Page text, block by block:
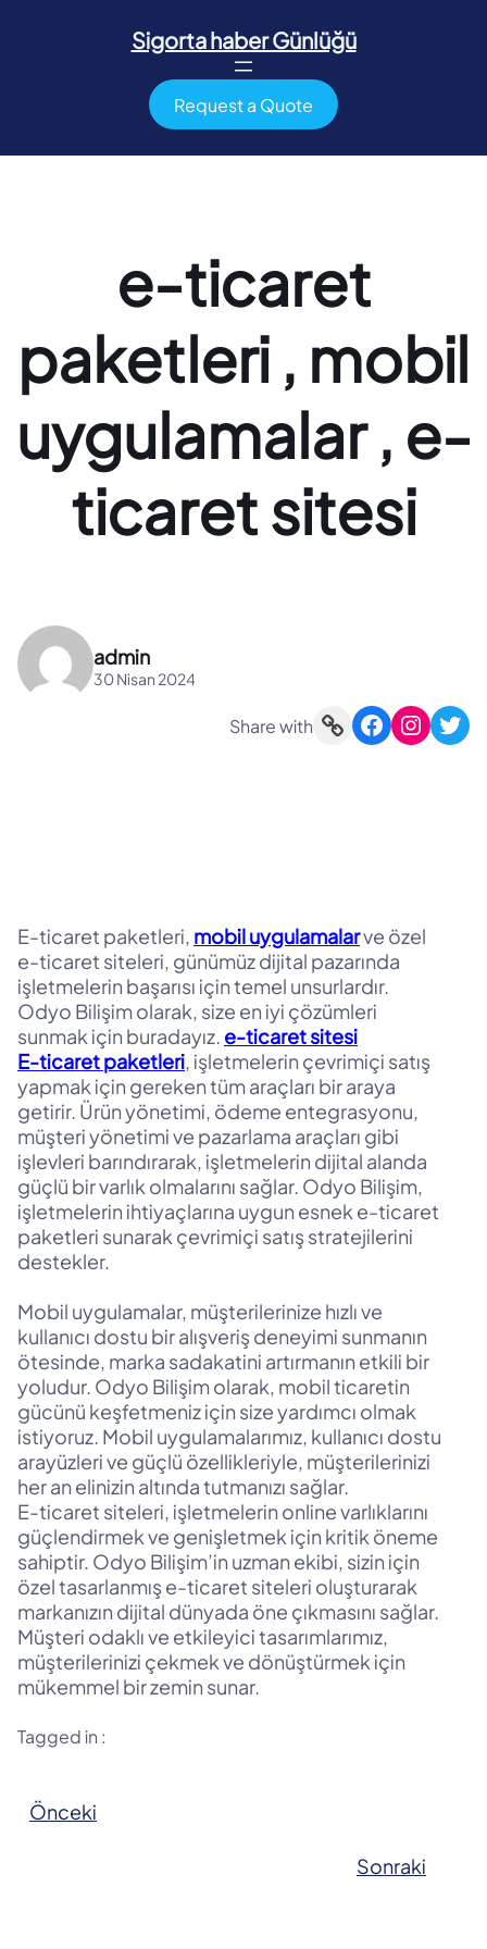
Sigorta haber Günlüğü
Request a Quote
e-ticaret
paketleri , mobil
uygulamalar , e-
ticaret sitesi
admin
30 Nisan 2024
Share with Link Facebook Instagram Twitter
E-ticaret paketleri, mobil uygulamalarve özel
e-ticaret siteleri, günümüz dijital pazarında
işletmelerin başarısı için temel unsurlardır.
Odyo Bilişim olarak, size en iyi çözümleri
sunmak için buradayız. e-ticaret sitesi
E-ticaret paketleri, işletmelerin çevrimiçi satış
yapmak için gereken tüm araçları bir araya
getirir. Ürün yönetimi, ödeme entegrasyonu,
müşteri yönetimi ve pazarlama araçları gibi
işlevleri barındırarak, işletmelerin dijital alanda
güçlü bir varlık olmalarını sağlar. Odyo Bilişim,
işletmelerin ihtiyaçlarına uygun esnek e-ticaret
paketleri sunarak çevrimiçi satış stratejilerini
destekler.
Mobil uygulamalar, müşterilerinize hızlı ve
kullanıcı dostu bir alışveriş deneyimi sunmanın
ötesinde, marka sadakatini artırmanın etkili bir
yoludur. Odyo Bilişim olarak, mobil ticaretin
gücünü keşfetmeniz için size yardımcı olmak
istiyoruz. Mobil uygulamalarımız, kullanıcı dostu
arayüzleri ve güçlü özellikleriyle, müşterilerinizi
her an elinizin altında tutmanızı sağlar.
E-ticaret siteleri, işletmelerin online varlıklarını
güçlendirmek ve genişletmek için kritik öneme
sahiptir. Odyo Bilişim’in uzman ekibi, sizin için
özel tasarlanmış e-ticaret siteleri oluşturarak
markanızın dijital dünyada öne çıkmasını sağlar.
Müşteri odaklı ve etkileyici tasarımlarımız,
müşterilerinizi çekmek ve dönüştürmek için
mükemmel bir zemin sunar.
Tagged in :
Önceki
Sonraki